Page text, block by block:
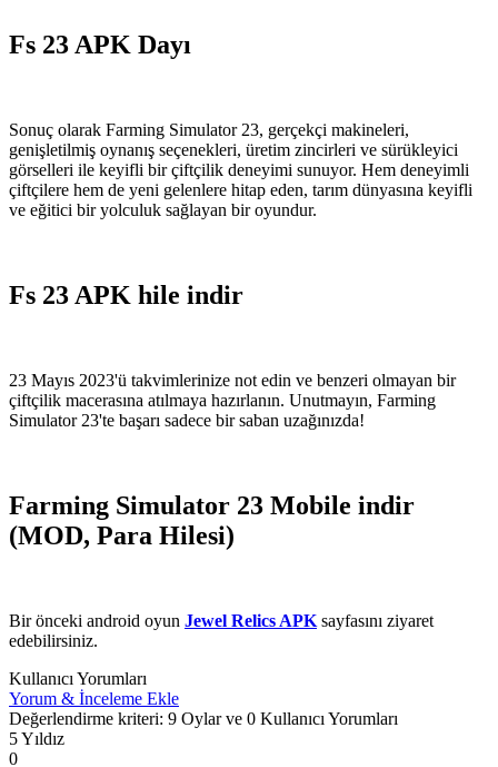
Fs 23 APK Dayı
Sonuç olarak Farming Simulator 23, gerçekçi makineleri,
genişletilmiş oynanış seçenekleri, üretim zincirleri ve sürükleyici
görselleri ile keyifli bir çiftçilik deneyimi sunuyor. Hem deneyimli
çiftçilere hem de yeni gelenlere hitap eden, tarım dünyasına keyifli
ve eğitici bir yolculuk sağlayan bir oyundur.
Fs 23 APK hile indir
23 Mayıs 2023'ü takvimlerinize not edin ve benzeri olmayan bir
çiftçilik macerasına atılmaya hazırlanın. Unutmayın, Farming
Simulator 23'te başarı sadece bir saban uzağınızda!
Farming Simulator 23 Mobile indir
(MOD, Para Hilesi)
Bir önceki android oyun Jewel Relics APK sayfasını ziyaret
edebilirsiniz.
Kullanıcı Yorumları
Yorum & İnceleme Ekle
Değerlendirme kriteri: 9 Oylar ve 0 Kullanıcı Yorumları
5 Yıldız
0